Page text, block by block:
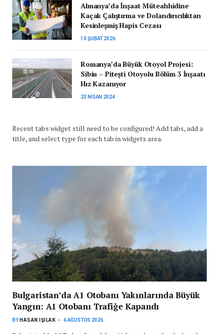
Almanya’da İnşaat Müteahhidine
Kaçak Çalıştırma ve Dolandırıcılıktan
Kesinleşmiş Hapis Cezası
10 ŞUBAT 2026
Romanya’da Büyük Otoyol Projesi:
Sibiu – Pitești Otoyolu Bölüm 3 İnşaatı
Hız Kazanıyor
23 NISAN 2024
Recent tabs widget still need to be configured! Add tabs, add a
title, and select type for each tab in widgets area.
Bulgaristan’da A1 Otobanı Yakınlarında Büyük
Yangın: A1 Otobanı Trafiğe Kapandı
BY HASAN IŞILAK 6 AĞUSTOS 2026